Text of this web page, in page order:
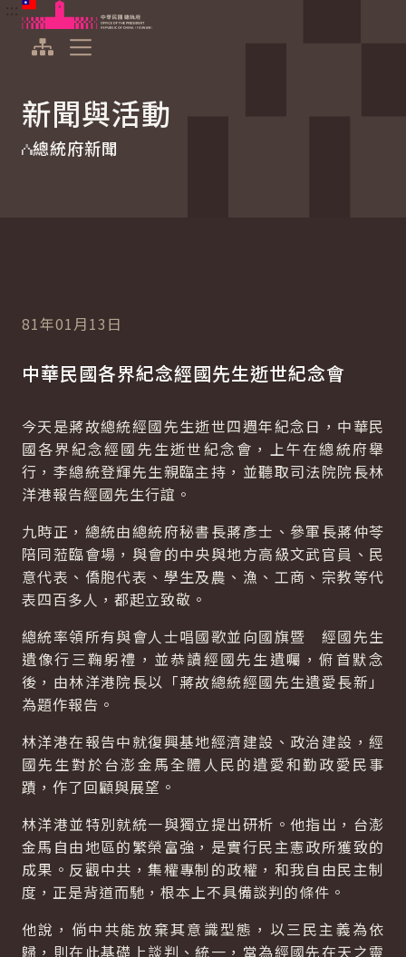
跳到主要內容
中華民國總統府
新聞與活動
總統府新聞
81年01月13日
中華民國各界紀念經國先生逝世紀念會
今天是蔣故總統經國先生逝世四週年紀念日，中華民
國各界紀念經國先生逝世紀念會，上午在總統府舉
行，李總統登輝先生親臨主持，並聽取司法院院長林
洋港報告經國先生行誼。
九時正，總統由總統府秘書長蔣彥士、參軍長蔣仲苓
陪同蒞臨會場，與會的中央與地方高級文武官員、民
意代表、僑胞代表、學生及農、漁、工商、宗教等代
表四百多人，都起立致敬。
總統率領所有與會人士唱國歌並向國旗暨 經國先生
遺像行三鞠躬禮，並恭讀經國先生遺囑，俯首默念
後，由林洋港院長以「蔣故總統經國先生遺愛長新」
為題作報告。
林洋港在報告中就復興基地經濟建設、政治建設，經
國先生對於台澎金馬全體人民的遺愛和勤政愛民事
蹟，作了回顧與展望。
林洋港並特別就統一與獨立提出研析。他指出，台澎
金馬自由地區的繁榮富強，是實行民主憲政所獲致的
成果。反觀中共，集權專制的政權，和我自由民主制
度，正是背道而馳，根本上不具備談判的條件。
他說，倘中共能放棄其意識型態，以三民主義為依
歸，則在此基礎上談判、統一，當為經國先在天之靈